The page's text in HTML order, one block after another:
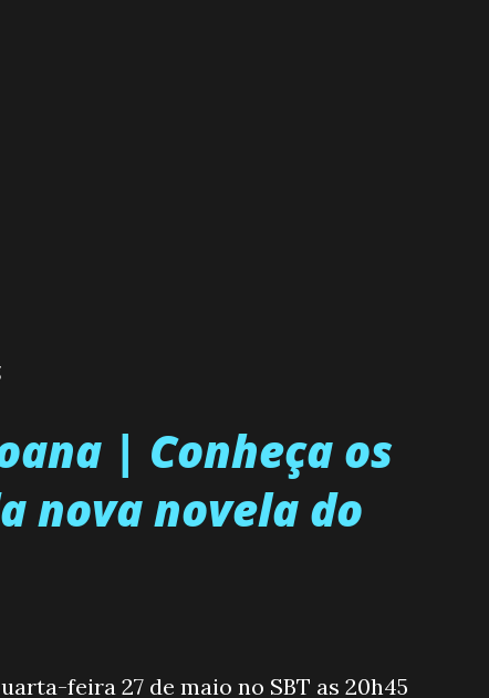
| Conheça os
nova novela do
feira 27 de maio no SBT as 20h45